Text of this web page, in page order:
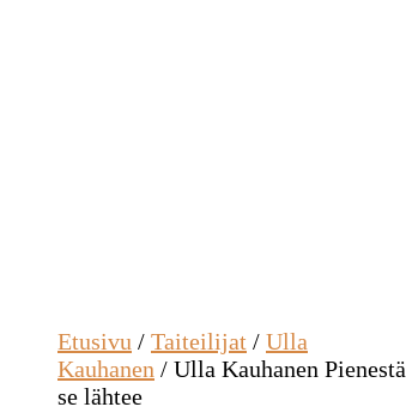
Etusivu / Taiteilijat / Ulla
Kauhanen / Ulla Kauhanen Pienestä
se lähtee